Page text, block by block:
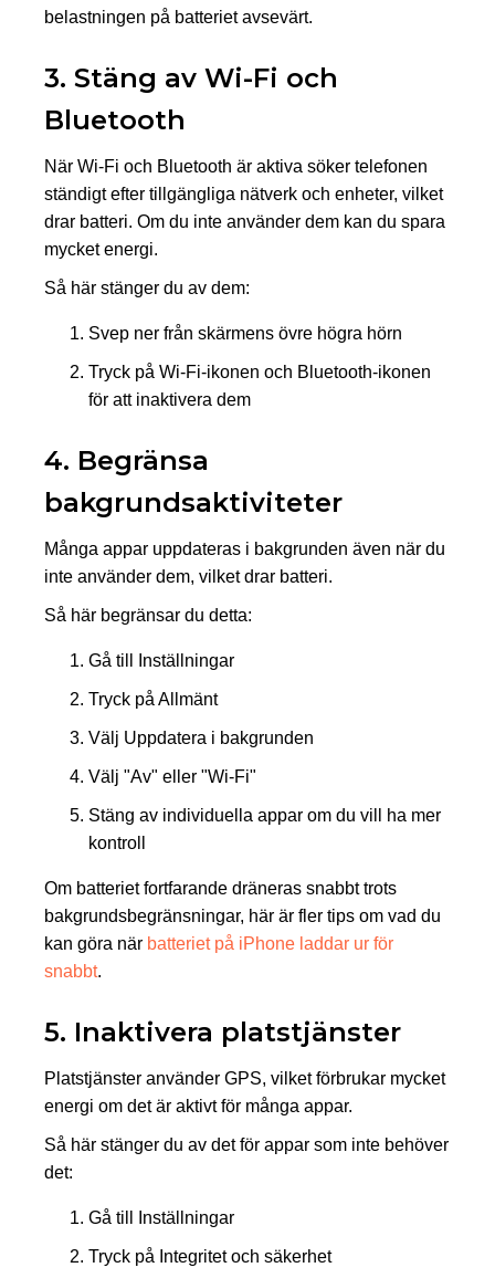
belastningen på batteriet avsevärt.
3. Stäng av Wi-Fi och
Bluetooth
När Wi-Fi och Bluetooth är aktiva söker telefonen
ständigt efter tillgängliga nätverk och enheter, vilket
drar batteri. Om du inte använder dem kan du spara
mycket energi.
Så här stänger du av dem:
Svep ner från skärmens övre högra hörn
Tryck på Wi-Fi-ikonen och Bluetooth-ikonen
för att inaktivera dem
4. Begränsa
bakgrundsaktiviteter
Många appar uppdateras i bakgrunden även när du
inte använder dem, vilket drar batteri.
Så här begränsar du detta:
Gå till Inställningar
Tryck på Allmänt
Välj Uppdatera i bakgrunden
Välj "Av" eller "Wi-Fi"
Stäng av individuella appar om du vill ha mer
kontroll
Om batteriet fortfarande dräneras snabbt trots
bakgrundsbegränsningar, här är fler tips om vad du
kan göra när batteriet på iPhone laddar ur för
snabbt.
5. Inaktivera platstjänster
Platstjänster använder GPS, vilket förbrukar mycket
energi om det är aktivt för många appar.
Så här stänger du av det för appar som inte behöver
det:
Gå till Inställningar
Tryck på Integritet och säkerhet